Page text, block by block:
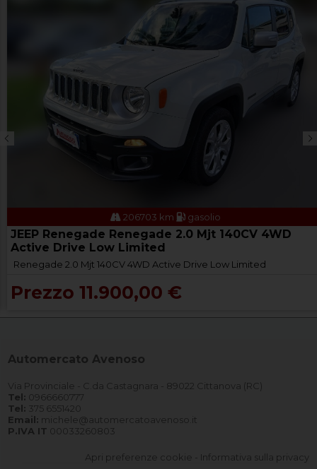
206703 km gasolio
JEEP Renegade Renegade 2.0 Mjt 140CV 4WD
Active Drive Low Limited
Renegade 2.0 Mjt 140CV 4WD Active Drive Low Limited
Prezzo 11.900,00 €
Automercato Avenoso
Via Provinciale - C.da Castagnara - 89022 Cittanova (RC)
Tel: 0966660777
Tel: 375 6551420
Email: michele@automercatoavenoso.it
P.IVA IT 00033260803
Apri preferenze cookie Informativa sulla privacy